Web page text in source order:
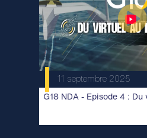
11 septembre 2025
G18 NDA - Episode 4 :